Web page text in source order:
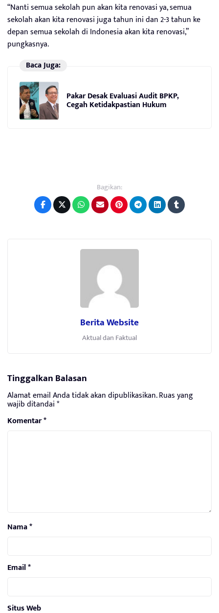
“Nanti semua sekolah pun akan kita renovasi ya, semua
sekolah akan kita renovasi juga tahun ini dan 2-3 tahun ke
depan semua sekolah di Indonesia akan kita renovasi,”
pungkasnya.
Baca Juga:
Pakar Desak Evaluasi Audit BPKP,
Cegah Ketidakpastian Hukum
Bagikan:
Berita Website
Aktual dan Faktual
Tinggalkan Balasan
Alamat email Anda tidak akan dipublikasikan.Ruas yang
wajib ditandai*
Komentar*
Nama*
Email*
Situs Web